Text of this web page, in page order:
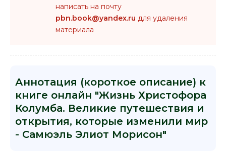
написать на почту
pbn.book@yandex.ru для удаления
материала
Аннотация (короткое описание) к
книге онлайн "Жизнь Христофора
Колумба. Великие путешествия и
открытия, которые изменили мир
- Самюэль Элиот Морисон"